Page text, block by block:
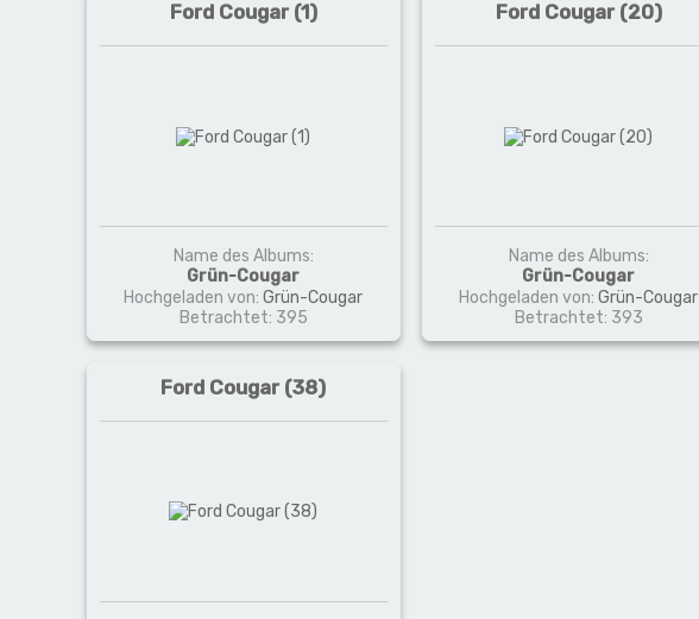
Ford Cougar (1)
Name des Albums:
Grün-Cougar
Hochgeladen von:Grün-Cougar
Betrachtet: 395
Ford Cougar (20)
Name des Albums:
Grün-Cougar
Hochgeladen von:Grün-Cougar
Betrachtet: 393
Ford Cougar (38)